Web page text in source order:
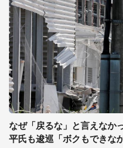
なぜ「戻るな」と言えなか
平氏も逡巡「ボクもできな